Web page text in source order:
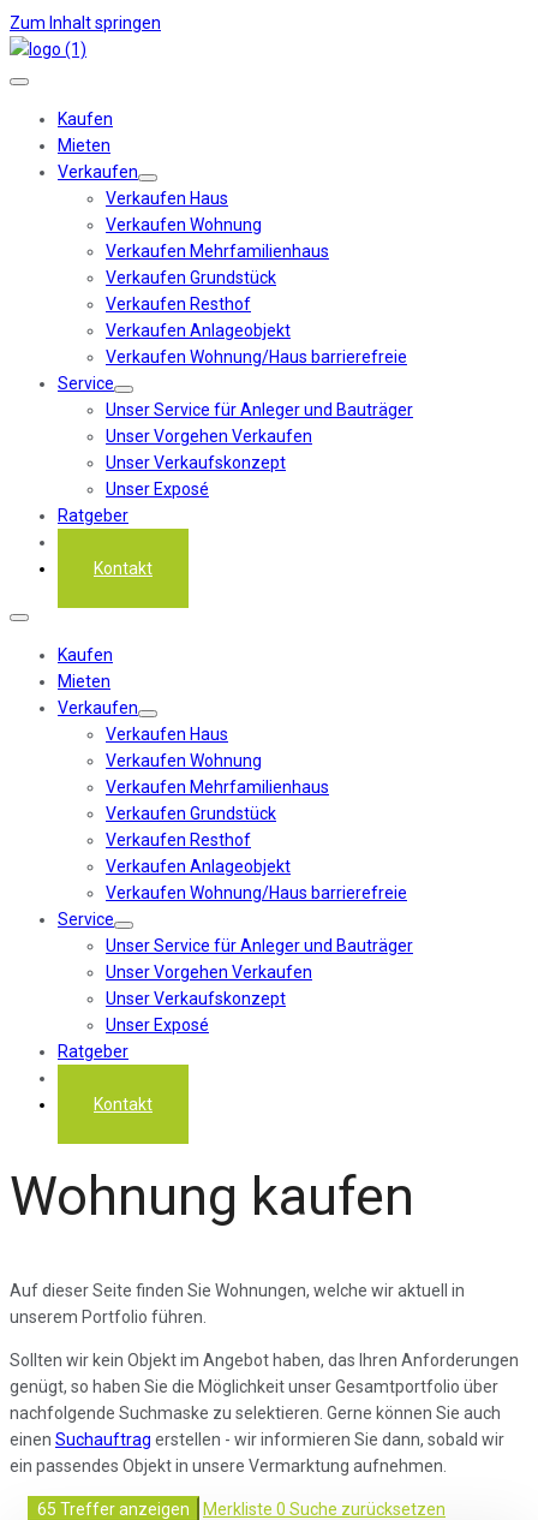
Zum Inhalt springen
Kaufen
Mieten
Verkaufen
Verkaufen Haus
Verkaufen Wohnung
Verkaufen Mehrfamilienhaus
Verkaufen Grundstück
Verkaufen Resthof
Verkaufen Anlageobjekt
Verkaufen Wohnung/Haus barrierefreie
Service
Unser Service für Anleger und Bauträger
Unser Vorgehen Verkaufen
Unser Verkaufskonzept
Unser Exposé
Ratgeber
Kontakt
Kaufen
Mieten
Verkaufen
Verkaufen Haus
Verkaufen Wohnung
Verkaufen Mehrfamilienhaus
Verkaufen Grundstück
Verkaufen Resthof
Verkaufen Anlageobjekt
Verkaufen Wohnung/Haus barrierefreie
Service
Unser Service für Anleger und Bauträger
Unser Vorgehen Verkaufen
Unser Verkaufskonzept
Unser Exposé
Ratgeber
Kontakt
Wohnung kaufen
Auf dieser Seite finden Sie Wohnungen, welche wir aktuell in
unserem Portfolio führen.
Sollten wir kein Objekt im Angebot haben, das Ihren Anforderungen
genügt, so haben Sie die Möglichkeit unser Gesamtportfolio über
nachfolgende Suchmaske zu selektieren. Gerne können Sie auch
einen Suchauftrag erstellen - wir informieren Sie dann, sobald wir
ein passendes Objekt in unsere Vermarktung aufnehmen.
65 Treffer anzeigen Merkliste 0 Suche zurücksetzen